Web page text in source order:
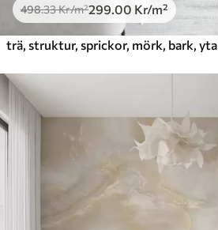
498.33Kr/m²299 .00 Kr/m²
trä, struktur, sprickor, mörk, bark, yta